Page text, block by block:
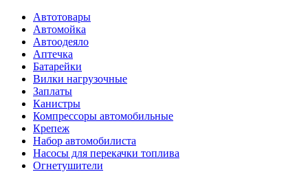
Автотовары
Автомойка
Автоодеяло
Аптечка
Батарейки
Вилки нагрузочные
Заплаты
Канистры
Компрессоры автомобильные
Крепеж
Набор автомобилиста
Насосы для перекачки топлива
Огнетушители